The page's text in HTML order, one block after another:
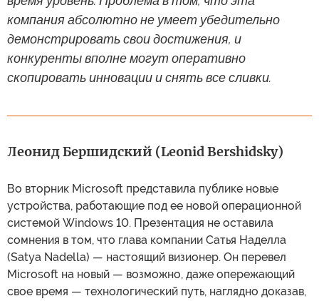
компания абсолютно не умеет убедительно
демонстрировать свои достижения, и
конкуренты вполне могут оперативно
скопировать инновации и снять все сливки.
Леонид Бершидский (Leonid Bershidsky)
Во вторник Microsoft представила публике новые
устройства, работающие под ее новой операционной
системой Windows 10. Презентация не оставила
сомнения в том, что глава компании Сатья Наделла
(Satya Nadella) — настоящий визионер. Он перевел
Microsoft на новый — возможно, даже опережающий
свое время — технологический путь, наглядно доказав,